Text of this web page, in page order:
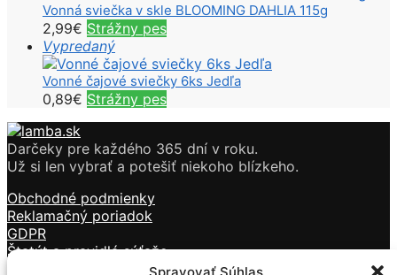
Spravovať Súhlas
Vonná sviečka v skle BLOOMING DAHLIA 115g
2,99€ Strážny pes
Vypredaný
Vonné čajové sviečky 6ks Jedľa
0,89€ Strážny pes
Darčeky pre každého 365 dní v roku.
Už si len vybrať a potešiť niekoho blízkeho.
Obchodné podmienky
Reklamačný poriadok
GDPR
Štatút a pravidlá súťaže